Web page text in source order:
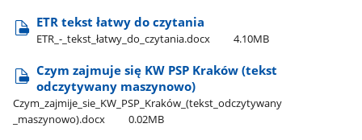
ETR tekst łatwy do czytania
ETR​_-​_tekst​_łatwy​_do​_czytania.docx 4.10MB
Czym zajmuje się KW PSP Kraków (tekst
odczytywany maszynowo)
Czym​_zajmije​_sie​_KW​_PSP​_Kraków​_(tekst​_odczytywany​
_maszynowo).docx
0.02MB